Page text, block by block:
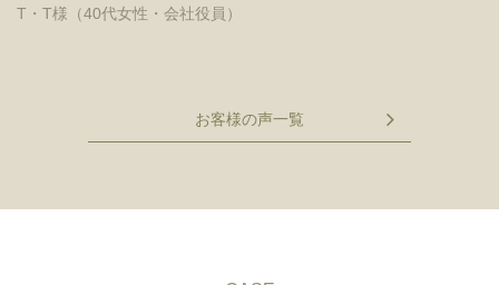
T・T様（40代女性・会社役員）
お客様の声一覧